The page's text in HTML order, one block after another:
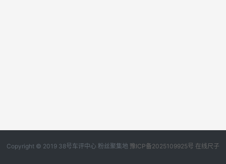
Copyright © 2019 38号车评中心 粉丝聚集地 豫ICP备2025109925号 在线尺子